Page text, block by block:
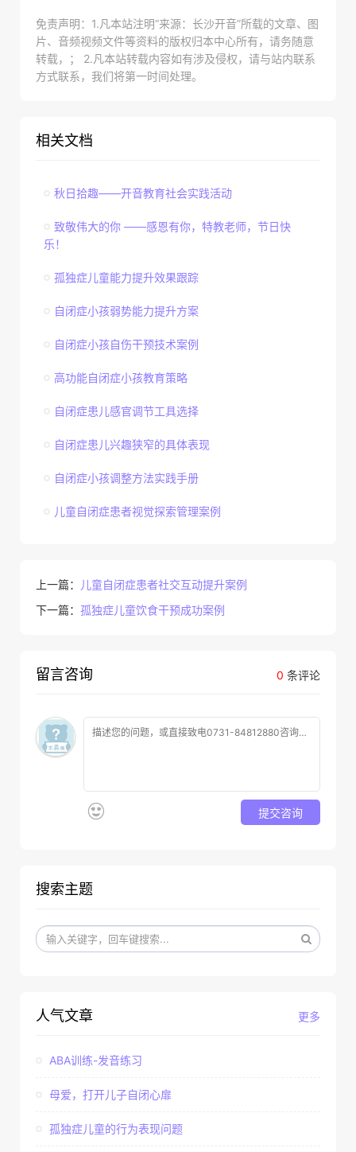
免责声明：1.凡本站注明“来源：长沙开音”所载的文章、图
片、音频视频文件等资料的版权归本中心所有，请务随意
转载，； 2.凡本站转载内容如有涉及侵权，请与站内联系
方式联系，我们将第一时间处理。
相关文档
秋日拾趣——开音教育社会实践活动
致敬伟大的你 ——感恩有你，特教老师，节日快
乐！
孤独症儿童能力提升效果跟踪
自闭症小孩弱势能力提升方案
自闭症小孩自伤干预技术案例
高功能自闭症小孩教育策略
自闭症患儿感官调节工具选择
自闭症患儿兴趣狭窄的具体表现
自闭症小孩调整方法实践手册
儿童自闭症患者视觉探索管理案例
上一篇：
儿童自闭症患者社交互动提升案例
下一篇： 孤独症儿童饮食干预成功案例
0 条评论
留言咨询
提交咨询
搜索主题
更多
人气文章
ABA训练-发音练习
母爱，打开儿子自闭心扉
孤独症儿童的行为表现问题